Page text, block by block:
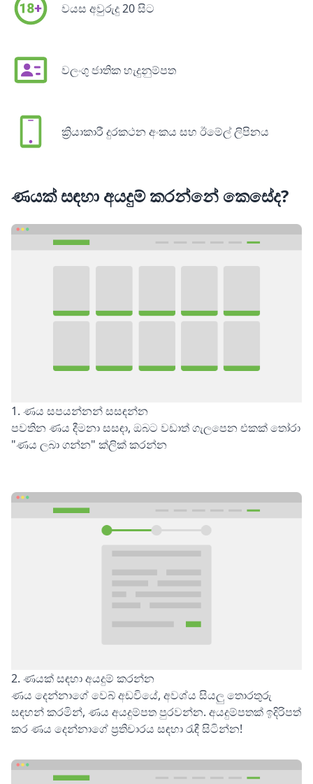
වයස අවුරුදු 20 සිට
වලංගු ජාතික හැදුනුම්පත
ක්‍රියාකාරී දුරකථන අංකය සහ ඊමේල් ලිපිනය
ණයක් සඳහා අයදුම් කරන්නේ කෙසේද?
1. ණය සපයන්නන් සසඳන්න
පවතින ණය දීමනා සසඳා, ඔබට වඩාත් ගැලපෙන එකක් තෝරා
"ණය ලබා ගන්න" ක්ලික් කරන්න
2. ණයක් සඳහා අයදුම් කරන්න
ණය දෙන්නාගේ වෙබ් අඩවියේ, අවශ්ය සියලු තොරතුරු
සඳහන් කරමින්, ණය අයදුම්පත පුරවන්න. අයදුම්පතක් ඉදිරිපත්
කර ණය දෙන්නාගේ ප්‍රතිචාරය සඳහා රැඳී සිටින්න!